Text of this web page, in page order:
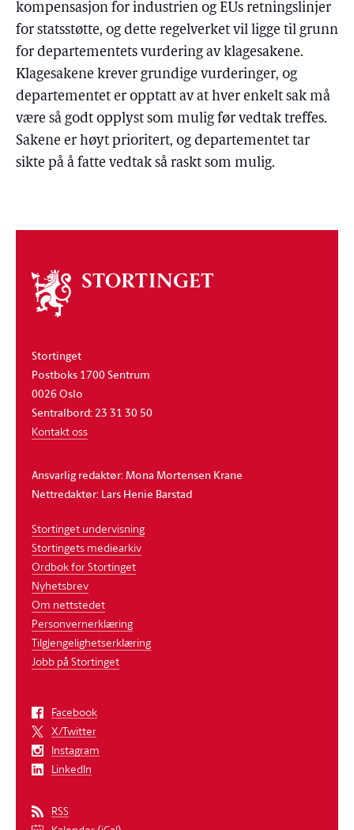
kompensasjon for industrien og EUs retningslinjer
for statsstøtte, og dette regelverket vil ligge til grunn
for departementets vurdering av klagesakene.
Klagesakene krever grundige vurderinger, og
departementet er opptatt av at hver enkelt sak må
være så godt opplyst som mulig før vedtak treffes.
Sakene er høyt prioritert, og departementet tar
sikte på å fatte vedtak så raskt som mulig.
Om
stortinget
Stortinget
Postboks 1700 Sentrum
0026 Oslo
Sentralbord: 23 31 30 50
Kontakt oss
Ansvarlig redaktør: Mona Mortensen Krane
Nettredaktør: Lars Henie Barstad
Stortinget undervisning
Stortingets mediearkiv
Ordbok for Stortinget
Nyhetsbrev
Om nettstedet
Personvernerklæring
Tilgjengelighetserklæring
Jobb på Stortinget
Facebook
X/Twitter
Instagram
LinkedIn
RSS